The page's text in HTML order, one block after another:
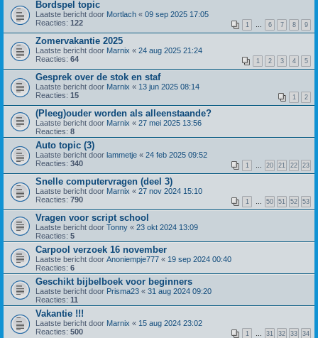
Bordspel topic
Laatste bericht door Mortlach « 09 sep 2025 17:05
Reacties: 122 1 6 7 8 9
Zomervakantie 2025
Laatste bericht door Marnix « 24 aug 2025 21:24
Reacties: 64 1 2 3 4 5
Gesprek over de stok en staf
Laatste bericht door Marnix « 13 jun 2025 08:14
Reacties: 15 1 2
(Pleeg)ouder worden als alleenstaande?
Laatste bericht door Marnix « 27 mei 2025 13:56
Reacties: 8
Auto topic (3)
Laatste bericht door lammetje « 24 feb 2025 09:52
Reacties: 340 1 20 21 22 23
Snelle computervragen (deel 3)
Laatste bericht door Marnix « 27 nov 2024 15:10
Reacties: 790 1 50 51 52 53
Vragen voor script school
Laatste bericht door Tonny « 23 okt 2024 13:09
Reacties: 5
Carpool verzoek 16 november
Laatste bericht door Anoniempje777 « 19 sep 2024 00:40
Reacties: 6
Geschikt bijbelboek voor beginners
Laatste bericht door Prisma23 « 31 aug 2024 09:20
Reacties: 11
Vakantie !!!
Laatste bericht door Marnix « 15 aug 2024 23:02
Reacties: 500 1 31 32 33 34